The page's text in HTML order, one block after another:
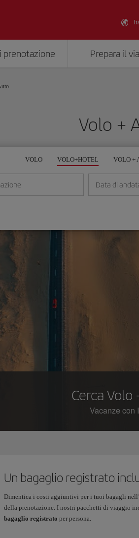
prenotazione Prepara il
Volo +
VOLO VOLO+HOTEL VOLO +
Data di
Cerca Volo
Vacanze con
Un bagaglio registrato
Dimentica i costi aggiuntivi per i tuoi bagagli
della prenotazione. I nostri pacchetti di viaggio
bagaglio registrato per persona.